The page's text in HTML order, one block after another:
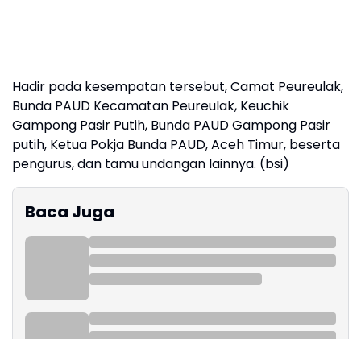
Hadir pada kesempatan tersebut, Camat Peureulak,
Bunda PAUD Kecamatan Peureulak, Keuchik
Gampong Pasir Putih, Bunda PAUD Gampong Pasir
putih, Ketua Pokja Bunda PAUD, Aceh Timur, beserta
pengurus, dan tamu undangan lainnya. (bsi)
Baca Juga